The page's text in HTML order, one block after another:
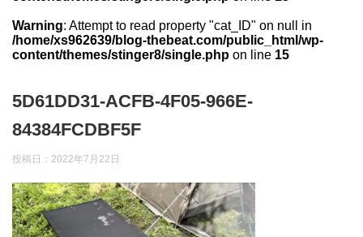
Warning: Attempt to read property "cat_ID" on null in
/home/xs962639/blog-thebeat.com/public_html/wp-
content/themes/stinger8/single.php on line 15
5D61DD31-ACFB-4F05-966E-
84384FCDBF5F
投稿日： 2022年7月22日